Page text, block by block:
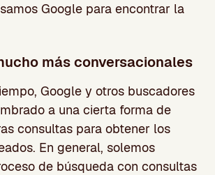
Google para encontrar la
más conversacionales
Google y otros buscadores
a una cierta forma de
consultas para obtener los
En general, solemos
de búsqueda con consultas